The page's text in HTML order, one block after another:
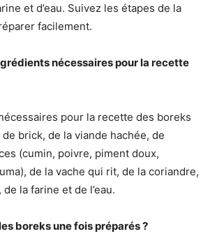
et d’eau. Suivez les étapes de la
facilement.
nécessaires pour la recette
pour la recette des boreks
brick, de la viande hachée, de
(cumin, poivre, piment doux,
de la vache qui rit, de la coriandre,
la farine et de l’eau.
boreks une fois préparés ?